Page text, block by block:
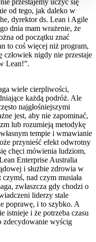
od tego, jak daleko w
dyrektor ds. Lean i Agile
dnia mam wrażenie, że
od początku znać
to coś więcej niż program,
człowiek nigdy nie przestaje
Lean!”.
wiele cierpliwości,
każdą podróż. Ale
najgłośniejszymi
jest, aby nie zapominać,
lub rozumieją metodykę
tempie i wmawianie
przynieść efekt odwrotny
chęci mówienia ludziom,
Enterprise Australia
i służbie zdrowia w
nad czym musiała
zwłaszcza gdy chodzi o
liderzy stale
poprawę, i to szybko. A
istnieje i że potrzeba czasu
zdecydowanie wyścig